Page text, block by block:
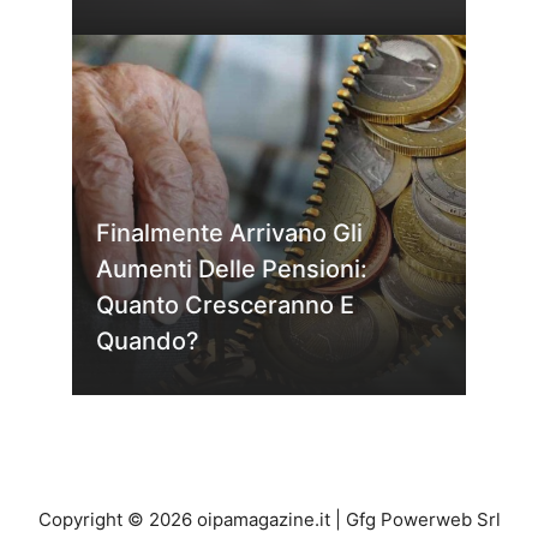
Finalmente Arrivano Gli
Aumenti Delle Pensioni:
Quanto Cresceranno E
Quando?
Copyright © 2026 oipamagazine.it | Gfg Powerweb Srl